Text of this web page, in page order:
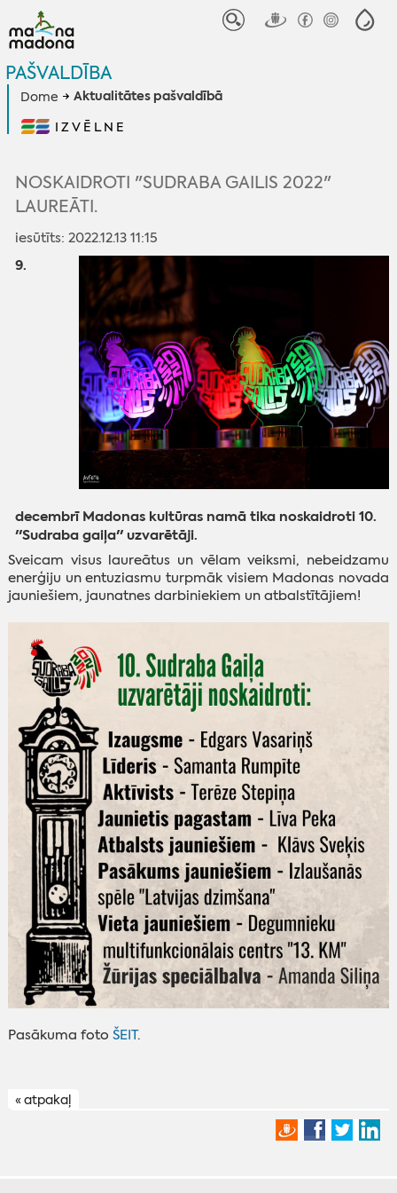
PAŠVALDĪBA
Dome Aktualitātes pašvaldībā
IZVĒLNE
NOSKAIDROTI "SUDRABA GAILIS 2022"
LAUREĀTI.
iesūtīts: 2022.12.13 11:15
9.
decembrī Madonas kultūras namā tika noskaidroti 10.
''Sudraba gaiļa'' uzvarētāji.
Sveicam visus laureātus un vēlam veiksmi, nebeidzamu
enerģiju un entuziasmu turpmāk visiem Madonas novada
jauniešiem, jaunatnes darbiniekiem un atbalstītājiem!
Pasākuma foto ŠEIT.
« atpakaļ